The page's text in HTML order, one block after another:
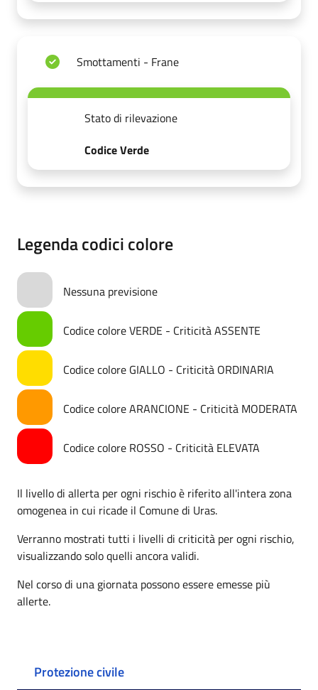
Smottamenti - Frane
Stato di rilevazione
Codice Verde
Legenda codici colore
Nessuna previsione
Codice colore VERDE - Criticità ASSENTE
Codice colore GIALLO - Criticità ORDINARIA
Codice colore ARANCIONE - Criticità MODERATA
Codice colore ROSSO - Criticità ELEVATA
Il livello di allerta per ogni rischio è riferito all'intera zona
omogenea in cui ricade il Comune di Uras.
Verranno mostrati tutti i livelli di criticità per ogni rischio,
visualizzando solo quelli ancora validi.
Nel corso di una giornata possono essere emesse più
allerte.
Protezione civile